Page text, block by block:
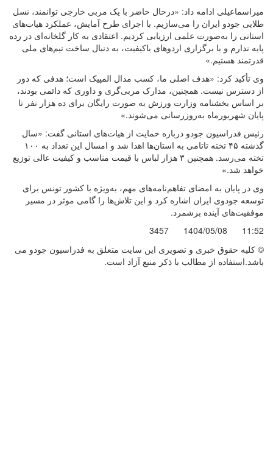
میراسماعیلی ادامه داد: «درحال حاضر با یک مربی خارجی توانمند، نسل
طلایی جودو ایران را می‌سازیم. با اجرای طرح آمایش، عملکرد هیات‌های
استانی را به‌صورت علمی ارزیابی کردیم. اعتقادی به کار گلخانه‌ای در رده
پایه ندارم و با برگزاری اردوهای باکیفیت، به دنبال ساخت تیم‌های ملی
قدرتمند هستیم.»
وی تأکید کرد: «هدف اصلی ما، کسب مدال المپیک است؛ هدفی که دور
از دسترس نیست. همچنین، مدارک مربی‌گری و داوری که دائمی بودند،
بر اساس بخشنامه وزارت ورزش به صورت رایگان برای ده هزار نفر تا
پایان شهریورماه به‌روزرسانی می‌شوند.»
رئیس فدراسیون جودو درباره حمایت از هیات‌های استانی گفت: «سال
گذشته ۴۵ تخته تاتامی به استان‌ها اهدا شد و امسال این تعداد به ۱۰۰
تخته می‌رسد. همچنین ۳ هزار لباس با قیمت مناسب و کیفیت عالی توزیع
خواهد شد.»
وی در پایان به امضای تفاهم‌نامه‌های مهم، به‌ویژه با کشور تونس برای
توسعه جودوی ایران اشاره کرد و این تلاش‌ها را گامی موثر در مسیر
موفقیت‌های آینده برشمرد.
11:52
1404/05/08
3457
© کليه حقوق خبری و تصويری اين سايت متعلق به فدراسیون جودو می
باشد.استفاده از مطالب با ذكر منبع آزاد است.